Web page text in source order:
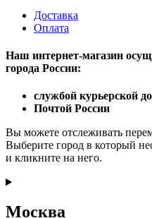
Доставка
Оплата
Наш интернет-магазин
города России:
службой курьерской
Почтой России
Вы можете отслеживать
Выберите город в который
и кликните на него.
Москва